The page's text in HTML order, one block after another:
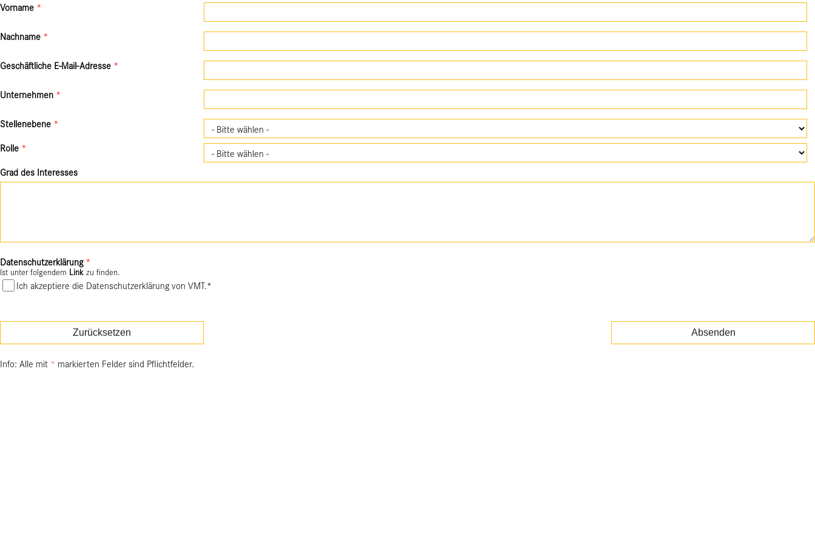
Vorname *
Nachname *
Geschäftliche E-Mail-Adresse *
Unternehmen *
Stellenebene *
Rolle *
Grad des Interesses
Datenschutzerklärung*
Ist unter folgendem Link zu finden.
Ich akzeptiere die Datenschutzerklärung von VMT.*
Zurücksetzen Absenden
Info: Alle mit * markierten Felder sind Pflichtfelder.